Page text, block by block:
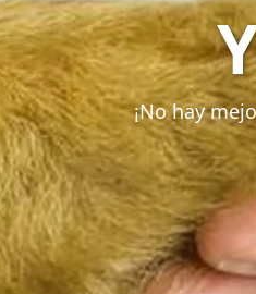
¡No hay